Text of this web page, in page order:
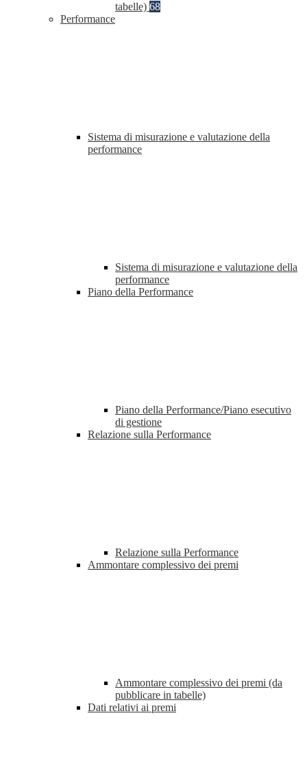
tabelle) 68
Performance
Sistema di misurazione e valutazione della
performance
Sistema di misurazione e valutazione della
performance
Piano della Performance
Piano della Performance/Piano esecutivo
di gestione
Relazione sulla Performance
Relazione sulla Performance
Ammontare complessivo dei premi
Ammontare complessivo dei premi (da
pubblicare in tabelle)
Dati relativi ai premi